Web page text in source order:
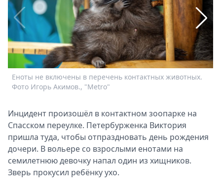
Стримы
Спецпроекты
Звезды
Выборы
2026
Скачай
Metro
Еноты не включены в перечень контактных животных.
Фото Игорь Акимов., "Metro"
Инцидент произошёл в контактном зоопарке на
Спасском переулке. Петербурженка Виктория
пришла туда, чтобы отпраздновать день рождения
дочери. В вольере со взрослыми енотами на
семилетнюю девочку напал один из хищников.
Зверь прокусил ребёнку ухо.